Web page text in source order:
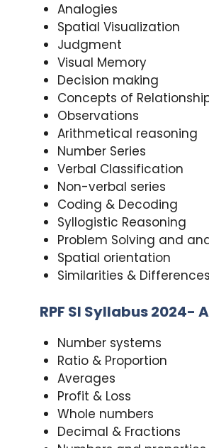
Analogies
Spatial Visualization
Judgment
Visual Memory
Decision making
Concepts of
Observations
Arithmetical reasoning
Number Series
Verbal Classification
Non-verbal series
Coding & Decoding
Syllogistic Reasoning
Problem Solving and
Spatial orientation
Similarities & Differences
RPF SI Syllabus 2024-
Number systems
Ratio & Proportion
Averages
Profit & Loss
Whole numbers
Decimal & Fractions